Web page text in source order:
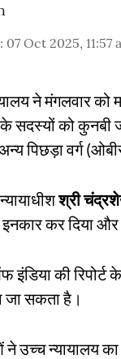
: 07 Oct 2025, 11:57
ने मंगलवार
के सदस्यों को कुनबी
पिछड़ा वर्ग
श्री
कर दिया
की रिपोर्ट
जा सकता है।
ने उच्च न्यायालय